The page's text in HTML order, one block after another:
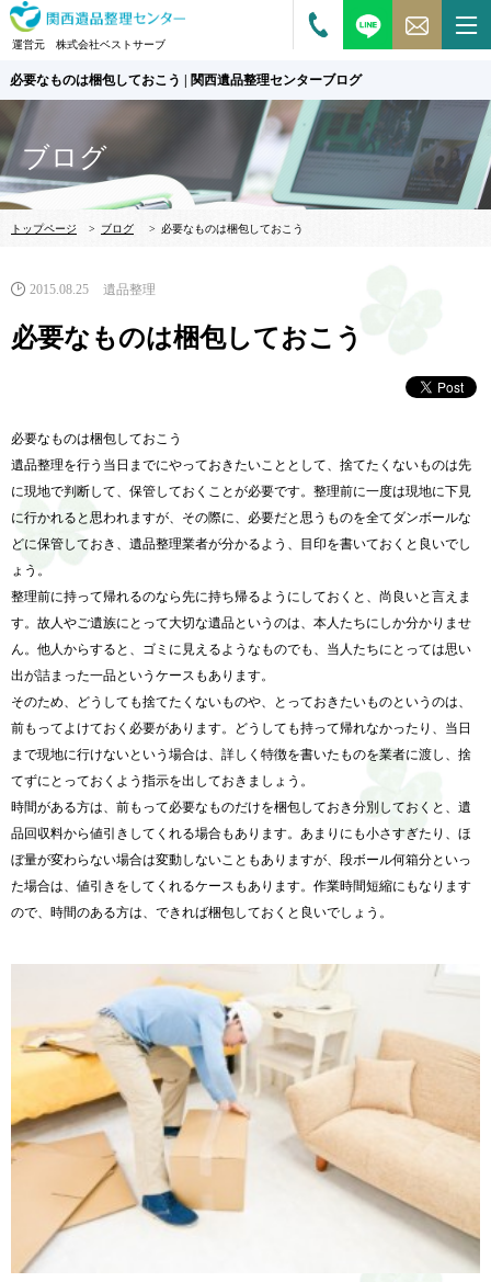
運営元 株式会社ベストサーブ
必要なものは梱包しておこう | 関西遺品整理センターブログ
ブログ
トップページ > ブログ > 必要なものは梱包しておこう
2015.08.25 遺品整理
必要なものは梱包しておこう
必要なものは梱包しておこう
遺品整理を行う当日までにやっておきたいこととして、捨てたくないものは先
に現地で判断して、保管しておくことが必要です。整理前に一度は現地に下見
に行かれると思われますが、その際に、必要だと思うものを全てダンボールな
どに保管しておき、遺品整理業者が分かるよう、目印を書いておくと良いでし
ょう。
整理前に持って帰れるのなら先に持ち帰るようにしておくと、尚良いと言えま
す。故人やご遺族にとって大切な遺品というのは、本人たちにしか分かりませ
ん。他人からすると、ゴミに見えるようなものでも、当人たちにとっては思い
出が詰まった一品というケースもあります。
そのため、どうしても捨てたくないものや、とっておきたいものというのは、
前もってよけておく必要があります。どうしても持って帰れなかったり、当日
まで現地に行けないという場合は、詳しく特徴を書いたものを業者に渡し、捨
てずにとっておくよう指示を出しておきましょう。
時間がある方は、前もって必要なものだけを梱包しておき分別しておくと、遺
品回収料から値引きしてくれる場合もあります。あまりにも小さすぎたり、ほ
ぼ量が変わらない場合は変動しないこともありますが、段ボール何箱分といっ
た場合は、値引きをしてくれるケースもあります。作業時間短縮にもなります
ので、時間のある方は、できれば梱包しておくと良いでしょう。